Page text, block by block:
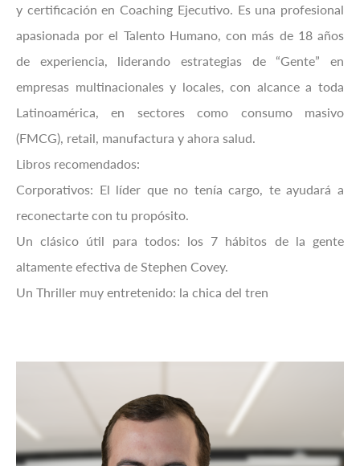
y certificación en Coaching Ejecutivo. Es una profesional
apasionada por el Talento Humano, con más de 18 años
de experiencia, liderando estrategias de “Gente” en
empresas multinacionales y locales, con alcance a toda
Latinoamérica, en sectores como consumo masivo
(FMCG), retail, manufactura y ahora salud.
Libros recomendados:
Corporativos: El líder que no tenía cargo, te ayudará a
reconectarte con tu propósito.
Un clásico útil para todos: los 7 hábitos de la gente
altamente efectiva de Stephen Covey.
Un Thriller muy entretenido: la chica del tren